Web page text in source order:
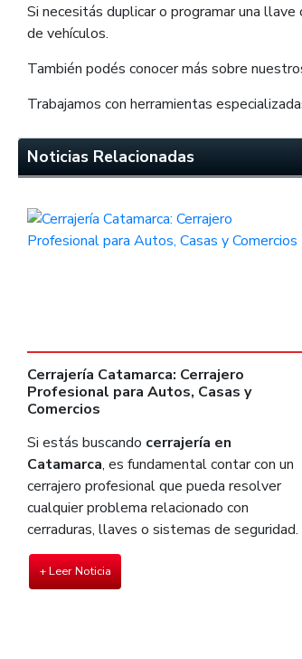
Si necesitás duplicar o programar una
de vehículos.
También podés conocer más sobre
Trabajamos con herramientas
Noticias Relacionadas
Cerrajería Catamarca: Cerrajero
Profesional para Autos, Casas y
Comercios
Si estás buscando cerrajería en
Catamarca, es fundamental contar con un
cerrajero profesional que pueda resolver
cualquier problema relacionado con
cerraduras, llaves o sistemas de seguridad.
+ Leer Noticia